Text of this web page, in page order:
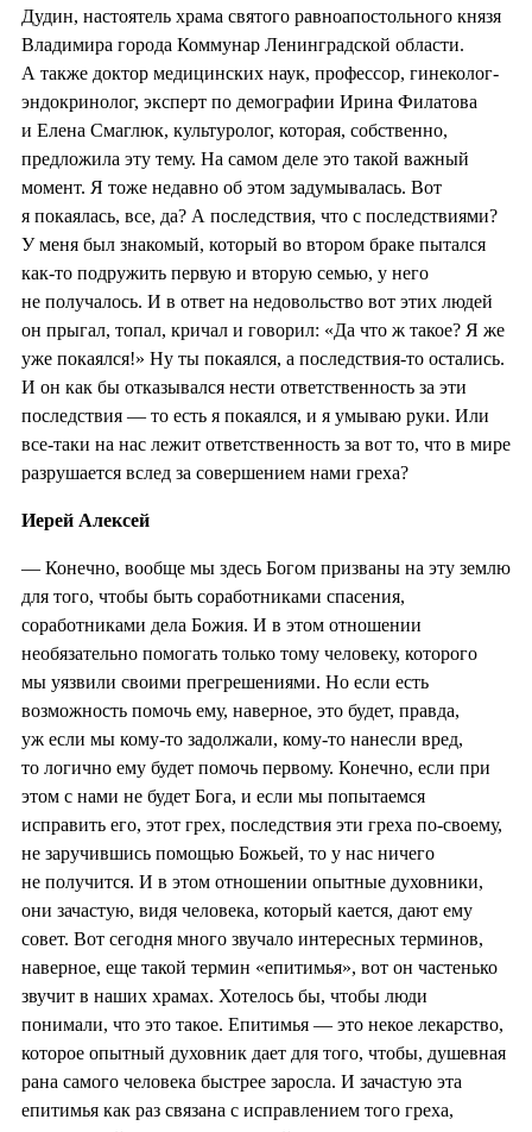
Дудин, настоятель храма святого равноапостольного князя
Владимира города Коммунар Ленинградской области.
А также доктор медицинских наук, профессор, гинеколог-
эндокринолог, эксперт по демографии Ирина Филатова
и Елена Смаглюк, культуролог, которая, собственно,
предложила эту тему. На самом деле это такой важный
момент. Я тоже недавно об этом задумывалась. Вот
я покаялась, все, да? А последствия, что с последствиями?
У меня был знакомый, который во втором браке пытался
как-то подружить первую и вторую семью, у него
не получалось. И в ответ на недовольство вот этих людей
он прыгал, топал, кричал и говорил: «Да что ж такое? Я же
уже покаялся!» Ну ты покаялся, а последствия-то остались.
И он как бы отказывался нести ответственность за эти
последствия — то есть я покаялся, и я умываю руки. Или
все-таки на нас лежит ответственность за вот то, что в мире
разрушается вслед за совершением нами греха?
Иерей Алексей
— Конечно, вообще мы здесь Богом призваны на эту землю
для того, чтобы быть соработниками спасения,
соработниками дела Божия. И в этом отношении
необязательно помогать только тому человеку, которого
мы уязвили своими прегрешениями. Но если есть
возможность помочь ему, наверное, это будет, правда,
уж если мы кому-то задолжали, кому-то нанесли вред,
то логично ему будет помочь первому. Конечно, если при
этом с нами не будет Бога, и если мы попытаемся
исправить его, этот грех, последствия эти греха по-своему,
не заручившись помощью Божьей, то у нас ничего
не получится. И в этом отношении опытные духовники,
они зачастую, видя человека, который кается, дают ему
совет. Вот сегодня много звучало интересных терминов,
наверное, еще такой термин «епитимья», вот он частенько
звучит в наших храмах. Хотелось бы, чтобы люди
понимали, что это такое. Епитимья — это некое лекарство,
которое опытный духовник дает для того, чтобы, душевная
рана самого человека быстрее заросла. И зачастую эта
епитимья как раз связана с исправлением того греха,